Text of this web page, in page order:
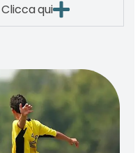
qui